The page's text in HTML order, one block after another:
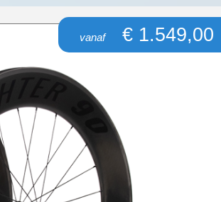
vanaf€ 1.549,00